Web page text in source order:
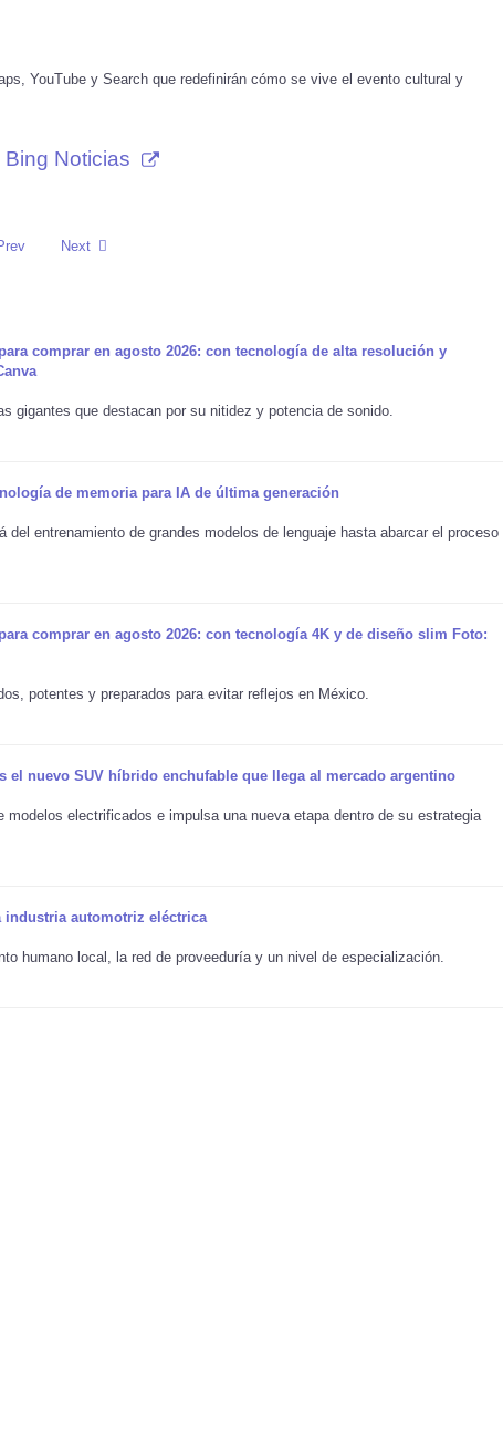
YouTube y Search que redefinirán cómo se vive el evento cultural y
Noticias
Next
comprar en agosto 2026: con tecnología de alta resolución y
gigantes que destacan por su nitidez y potencia de sonido.
de memoria para IA de última generación
entrenamiento de grandes modelos de lenguaje ‌hasta abarcar el proceso
comprar en agosto 2026: con tecnología 4K y de diseño slim Foto:
potentes y preparados para evitar reflejos en México.
nuevo SUV híbrido enchufable que llega al mercado argentino
electrificados e impulsa una nueva etapa dentro de su estrategia
industria automotriz eléctrica
humano local, la red de proveeduría y un nivel de especialización.